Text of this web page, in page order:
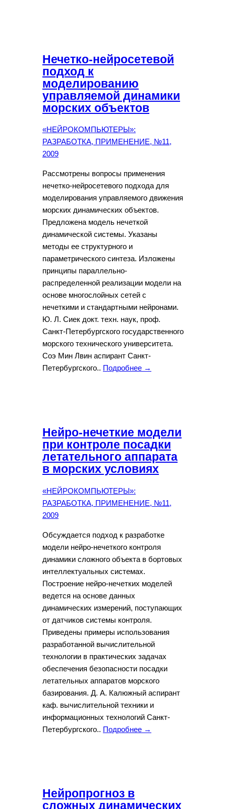
Нечетко-нейросетевой
подход к
моделированию
управляемой динамики
морских объектов
«НЕЙРОКОМПЬЮТЕРЫ»:
РАЗРАБОТКА, ПРИМЕНЕНИЕ, №11,
2009
Рассмотрены вопросы применения
нечетко-нейросетевого подхода для
моделирования управляемого движения
морских динамических объектов.
Предложена модель нечеткой
динамической системы. Указаны
методы ее структурного и
параметрического синтеза. Изложены
принципы параллельно-
распределенной реализации модели на
основе многослойных сетей с
нечеткими и стандартными нейронами.
Ю. Л. Сиек докт. техн. наук, проф.
Санкт-Петербургского государственного
морского технического университета.
Соэ Мин Лвин аспирант Санкт-
Петербургского.. Подробнее →
Нейро-нечеткие модели
при контроле посадки
летательного аппарата
в морских условиях
«НЕЙРОКОМПЬЮТЕРЫ»:
РАЗРАБОТКА, ПРИМЕНЕНИЕ, №11,
2009
Обсуждается подход к разработке
модели нейро-нечеткого контроля
динамики сложного объекта в бортовых
интеллектуальных системах.
Построение нейро-нечетких моделей
ведется на основе данных
динамических измерений, поступающих
от датчиков системы контроля.
Приведены примеры использования
разработанной вычислительной
технологии в практических задачах
обеспечения безопасности посадки
летательных аппаратов морского
базирования. Д. А. Калюжный аспирант
каф. вычислительной техники и
информационных технологий Санкт-
Петербургского.. Подробнее →
Нейропрогноз в
сложных динамических